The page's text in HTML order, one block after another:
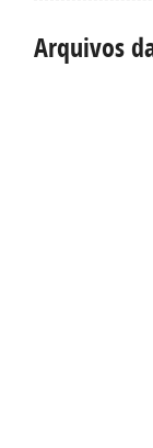
Arquivos